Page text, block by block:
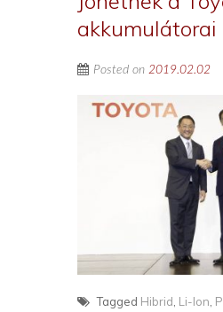
akkumulátorai
Posted on 2019.02.02
Tagged Hibrid Li-Ion